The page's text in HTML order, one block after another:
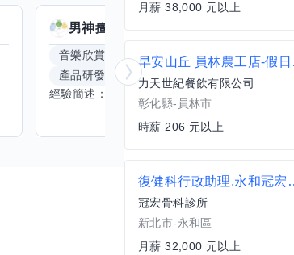
男神擅長
音樂欣賞 顧問服務
遊戲設計
產品研發
跨部門協作
更多
月薪 38,000 元以上
早
力天世紀餐飲有限公司
彰化縣-員林市
時薪 206 元以上
復健科行
冠宏骨科診所
新北市-永和區
月薪 32,000 元以上